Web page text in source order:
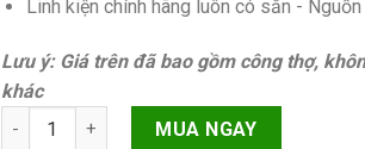
Linh kiện chính hãng luôn có sẵn -
Lưu ý: Giá trên đã bao gồm công thợ,
khác
Màn hình Xiaomi Redmi 8 quantity
MUA NGAY